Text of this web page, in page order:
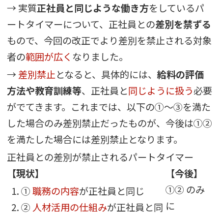
→ 実質正社員と同じような働き方をしているパ
ートタイマーについて、正社員との差別を禁ずる
もので、今回の改正でより差別を禁止される対象
者の範囲が広く なりました。
→差別禁止となると、具体的には、給料の評価
方法や教育訓練等、正社員と同じように扱う必要
がでてきます。これまでは、以下の①～③を満た
した場合のみ差別禁止だったものが、今後は①②
を満たした場合には差別禁止となります。
正社員との差別が禁止されるパートタイマー
【現状】
①職務の内容が正社員と同じ
② 人材活用の仕組みが正社員と同
【今後】
①② のみ
に